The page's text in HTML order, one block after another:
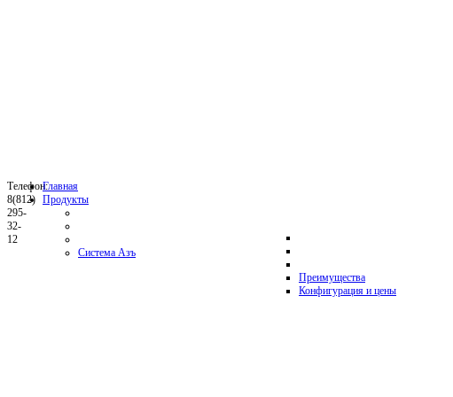
Телефон:
8(812)
295-
32-
12
Главная
Продукты
Система Азъ
Преимущества
Конфигурация и цены